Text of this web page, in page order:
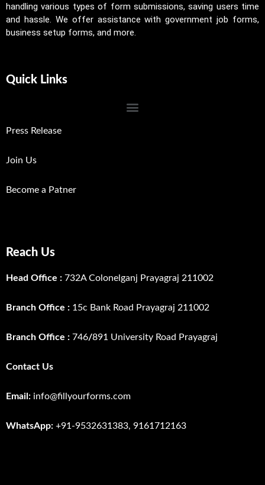
handling various types of form submissions, saving users time
and hassle. We offer assistance with government job forms,
business setup forms, and more.
Quick Links
Press Release
Join Us
Become a Patner
Reach Us
Head Office : 732A Colonelganj Prayagraj 211002
Branch Office : 15c Bank Road Prayagraj 211002
Branch Office : 746/891 University Road Prayagraj
Contact Us
Email: info@fillyourforms.com
WhatsApp: +91-9532631383, 9161712163